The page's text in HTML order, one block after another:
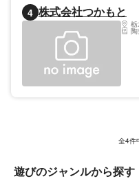
4 株式会社つかもと
全4件
遊びのジャンルから探す